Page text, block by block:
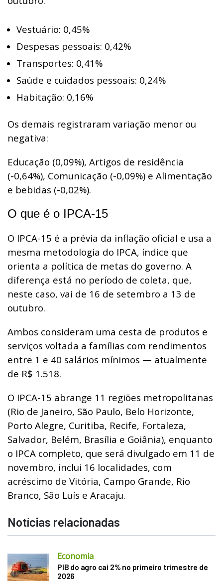
Vestuário: 0,45%
Despesas pessoais: 0,42%
Transportes: 0,41%
Saúde e cuidados pessoais: 0,24%
Habitação: 0,16%
Os demais registraram variação menor ou
negativa:
Educação (0,09%), Artigos de residência
(-0,64%), Comunicação (-0,09%) e Alimentação
e bebidas (-0,02%).
O que é o IPCA-15
O IPCA-15 é a prévia da inflação oficial e usa a
mesma metodologia do IPCA, índice que
orienta a política de metas do governo. A
diferença está no período de coleta, que,
neste caso, vai de 16 de setembro a 13 de
outubro.
Ambos consideram uma cesta de produtos e
serviços voltada a famílias com rendimentos
entre 1 e 40 salários mínimos — atualmente
de R$ 1.518.
O IPCA-15 abrange 11 regiões metropolitanas
(Rio de Janeiro, São Paulo, Belo Horizonte,
Porto Alegre, Curitiba, Recife, Fortaleza,
Salvador, Belém, Brasília e Goiânia), enquanto
o IPCA completo, que será divulgado em 11 de
novembro, inclui 16 localidades, com
acréscimo de Vitória, Campo Grande, Rio
Branco, São Luís e Aracaju.
Notícias relacionadas
Economia
PIB do agro cai 2% no primeiro trimestre de
2026